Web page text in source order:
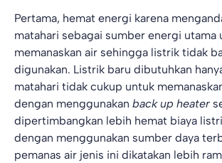
Pertama, hemat energi karena
matahari sebagai sumber energi utama
memanaskan air sehingga listrik tidak
digunakan. Listrik baru dibutuhkan
matahari tidak cukup untuk
dengan menggunakan back up heater
dipertimbangkan lebih hemat biaya
dengan menggunakan sumber daya
pemanas air jenis ini dikatakan lebih